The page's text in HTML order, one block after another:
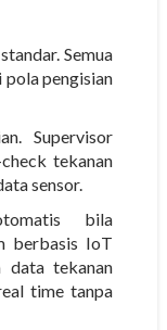
Semua
pengisian
Supervisor
tekanan
sensor.
bila
berbasis IoT
data tekanan
time tanpa